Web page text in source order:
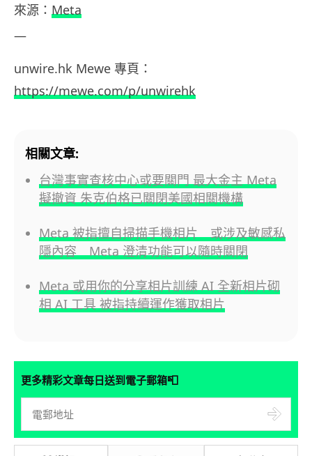
來源： Meta
—
unwire.hk Mewe 專頁：
https://mewe.com/p/unwirehk
相關文章:
台灣事實查核中心或要關門 最大金主 Meta
擬撤資 朱克伯格已關閉美國相關機構
Meta 被指擅自掃描手機相片 或涉及敏感私
隱內容 Meta 澄清功能可以隨時關閉
Meta 或用你的分享相片訓練 AI 全新相片砌
相 AI 工具 被指持續運作獲取相片
更多精彩文章每日送到電子郵箱📮